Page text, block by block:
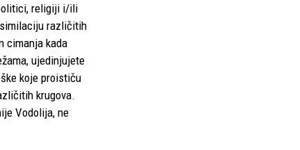
religiji i/ili
različitih
cimanja kada
ujedinjujete
koje proističu
krugova.
Vodolija, ne